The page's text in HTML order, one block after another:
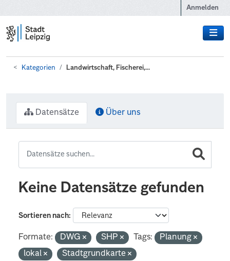
Anmelden
Kategorien Landwirtschaft, Fischerei,...
Datensätze Über uns
Keine Datensätze gefunden
Sortieren nach
Formate: DWG SHP Tags:
Planung
lokal
Stadtgrundkarte